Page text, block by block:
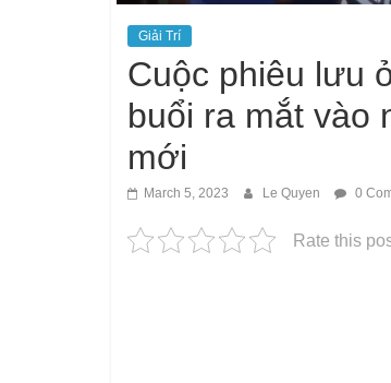
Giải Trí
Cuộc phiêu lưu
buổi ra mắt vào
mới
March 5, 2023 Le Quyen 0
Rate this